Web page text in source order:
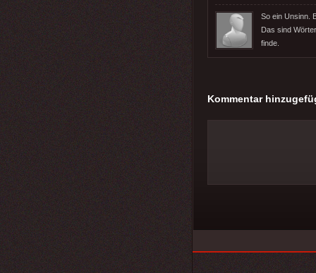
So ein Unsinn.
Das sind
finde.
Kommentar